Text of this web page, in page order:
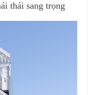
thái sang trọng